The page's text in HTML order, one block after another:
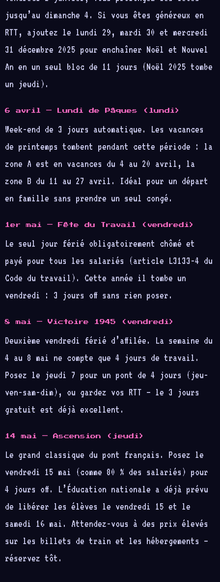
jusqu’au dimanche 4. Si vous êtes généreux en
RTT, ajoutez le lundi 29, mardi 30 et mercredi
31 décembre 2025 pour enchaîner Noël et Nouvel
An en un seul bloc de 11 jours (Noël 2025 tombe
un jeudi).
6 avril — Lundi de Pâques (lundi)
Week-end de 3 jours automatique. Les vacances
de printemps tombent pendant cette période : la
zone A est en vacances du 4 au 20 avril, la
zone B du 11 au 27 avril. Idéal pour un départ
en famille sans prendre un seul congé.
1er mai — Fête du Travail (vendredi)
Le seul jour férié obligatoirement chômé et
payé pour tous les salariés (article L3133-4 du
Code du travail). Cette année il tombe un
vendredi : 3 jours off sans rien poser.
8 mai — Victoire 1945 (vendredi)
Deuxième vendredi férié d’affilée. La semaine du
4 au 8 mai ne compte que 4 jours de travail.
Posez le jeudi 7 pour un pont de 4 jours (jeu-
ven-sam-dim), ou gardez vos RTT — le 3 jours
gratuit est déjà excellent.
14 mai — Ascension (jeudi)
Le grand classique du pont français. Posez le
vendredi 15 mai (comme 80 % des salariés) pour
4 jours off. L’Éducation nationale a déjà prévu
de libérer les élèves le vendredi 15 et le
samedi 16 mai. Attendez-vous à des prix élevés
sur les billets de train et les hébergements —
réservez tôt.